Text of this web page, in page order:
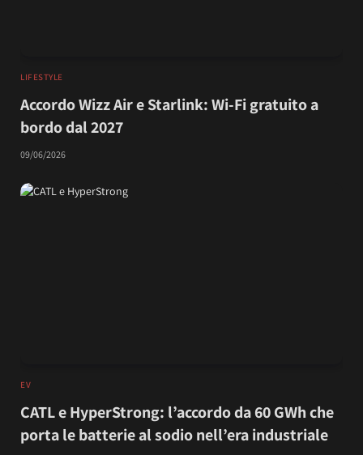
LIFESTYLE
Accordo Wizz Air e Starlink: Wi-Fi gratuito a
bordo dal 2027
09/06/2026
EV
CATL e HyperStrong: l’accordo da 60 GWh che
porta le batterie al sodio nell’era industriale